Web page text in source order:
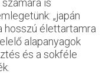
is
„japán
hosszú élettartamra
alapanyagok
és a sokféle